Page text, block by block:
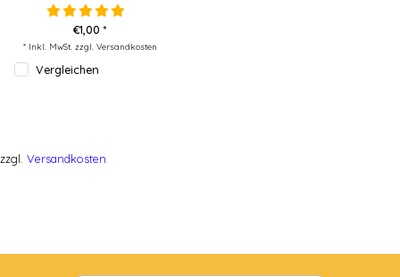
€1,00 *
* Inkl. MwSt. zzgl. Versandkosten
Vergleichen
zzgl. Versandkosten